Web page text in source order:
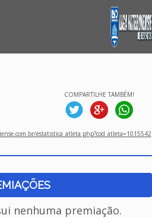
COMPARTILHE TAMBÉM!
estatistica_atleta.php?cod_atleta=1015542
nenhuma premiação.